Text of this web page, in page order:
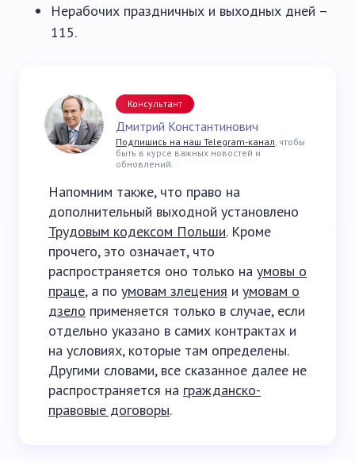
Нерабочих праздничных и выходных дней –
115.
Консультант
Дмитрий Константинович
Подпишись на наш Telegram-канал, чтобы
быть в курсе важных новостей и
обновлений.
Напомним также, что право на
дополнительный выходной установлено
Трудовым кодексом Польши. Кроме
прочего, это означает, что
распространяется оно только на умовы о
праце, а по умовам злецения и умовам о
дзело применяется только в случае, если
отдельно указано в самих контрактах и
на условиях, которые там определены.
Другими словами, все сказанное далее не
распространяется на гражданско-
правовые договоры.